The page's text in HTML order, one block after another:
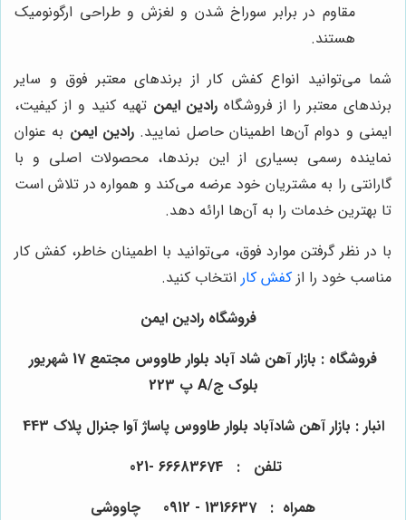
مقاوم در برابر سوراخ شدن و لغزش و طراحی ارگونومیک
هستند.
شما می‌توانید انواع کفش کار از برندهای معتبر فوق و سایر
برندهای معتبر را از فروشگاه رادین ایمن تهیه کنید و از کیفیت،
ایمنی و دوام آن‌ها اطمینان حاصل نمایید.رادین ایمن به عنوان
نماینده رسمی بسیاری از این برندها، محصولات اصلی و با
گارانتی را به مشتریان خود عرضه می‌کند و همواره در تلاش است
تا بهترین خدمات را به آن‌ها ارائه دهد.
با در نظر گرفتن موارد فوق، می‌توانید با اطمینان خاطر، کفش کار
مناسب خود را از کفش کار انتخاب کنید.
فروشگاه رادین ایمن
فروشگاه : بازار آهن شاد آباد بلوار طاووس مجتمع 17 شهریور
بلوک ج/A پ 223
انبار : بازار آهن شادآباد بلوار طاووس پاساژ آوا جنرال پلاک 443
تلفن : 66683674 -021
همراه : 1316637 - 0912 چاووشی